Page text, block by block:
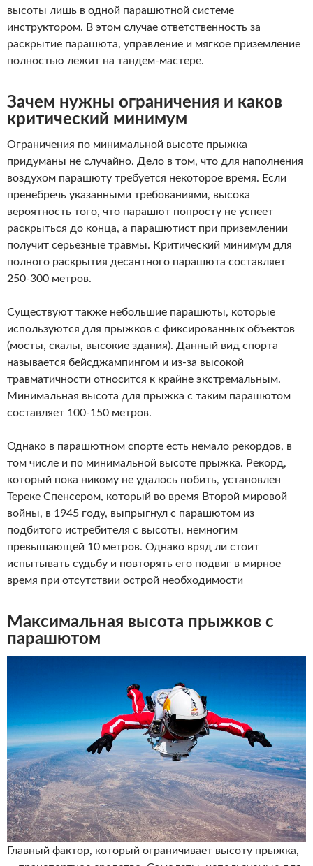
высоты лишь в одной парашютной системе
инструктором. В этом случае ответственность за
раскрытие парашюта, управление и мягкое приземление
полностью лежит на тандем-мастере.
Зачем нужны ограничения и каков
критический минимум
Ограничения по минимальной высоте прыжка
придуманы не случайно. Дело в том, что для наполнения
воздухом парашюту требуется некоторое время. Если
пренебречь указанными требованиями, высока
вероятность того, что парашют попросту не успеет
раскрыться до конца, а парашютист при приземлении
получит серьезные травмы. Критический минимум для
полного раскрытия десантного парашюта составляет
250-300 метров.
Существуют также небольшие парашюты, которые
используются для прыжков с фиксированных объектов
(мосты, скалы, высокие здания). Данный вид спорта
называется бейсджампингом и из-за высокой
травматичности относится к крайне экстремальным.
Минимальная высота для прыжка с таким парашютом
составляет 100-150 метров.
Однако в парашютном спорте есть немало рекордов, в
том числе и по минимальной высоте прыжка. Рекорд,
который пока никому не удалось побить, установлен
Тереке Спенсером, который во время Второй мировой
войны, в 1945 году, выпрыгнул с парашютом из
подбитого истребителя с высоты, немногим
превышающей 10 метров. Однако вряд ли стоит
испытывать судьбу и повторять его подвиг в мирное
время при отсутствии острой необходимости
Максимальная высота прыжков с
парашютом
Главный фактор, который ограничивает высоту прыжка,